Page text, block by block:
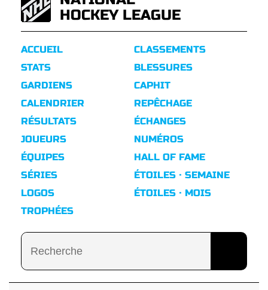
HOCKEY LEAGUE
ACCUEIL
STATS
GARDIENS
CALENDRIER
RÉSULTATS
CLASSEMENTS
BLESSURES
CAPHIT
REPÊCHAGE
ÉCHANGES
JOUEURS
ÉQUIPES
SÉRIES
LOGOS
TROPHÉES
NUMÉROS
HALL OF FAME
ÉTOILES · SEMAINE
ÉTOILES · MOIS